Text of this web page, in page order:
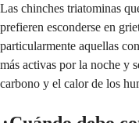
Las chinches triatominas
prefieren esconderse en
particularmente aquellas
más activas por la noche y
carbono y el calor de los